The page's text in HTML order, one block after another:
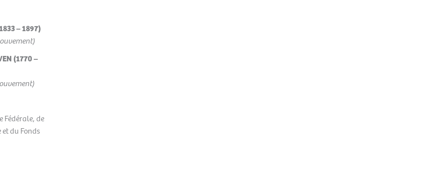
– 1897)
(1770 –
de
du Fonds